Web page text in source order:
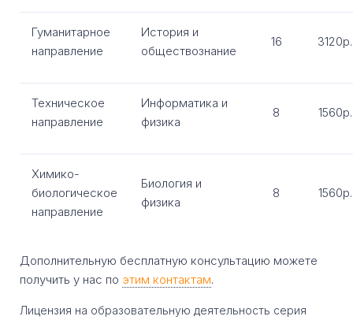
Гуманитарное
направление
История и
обществознание
16 3120р.
Техническое
направление
Информатика и
физика
8 1560р.
Химико-
биологическое
направление
Биология и
физика
8 1560р.
Дополнительную бесплатную консультацию можете
получить у нас по этим контактам.
Лицензия на образовательную деятельность серия